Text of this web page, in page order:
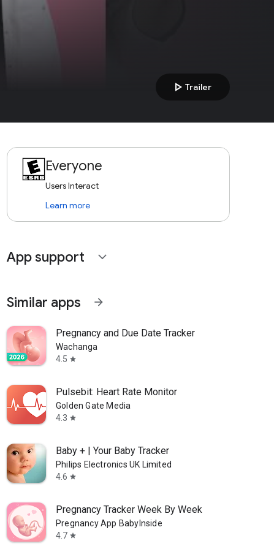
play_arrow Trailer
Everyone
Users Interact
Learn more
App support expand_more
Similar apps arrow_forward
Pregnancy and Due Date Tracker
Wachanga
4.5 star
Pulsebit: Heart Rate Monitor
Golden Gate Media
4.3 star
Baby + | Your Baby Tracker
Philips Electronics UK Limited
4.6 star
Pregnancy Tracker Week By Week
Pregnancy App BabyInside
4.7 star